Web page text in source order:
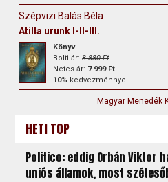
Szépvizi Balás Béla
Atilla urunk I-II-III.
Könyv
Bolti ár:8 880 Ft
Netes ár: 7 999 Ft
10% kedvezménnyel
Magyar Menedék
HETI TOP
Politico: eddig Orbán Viktor
uniós államok, most